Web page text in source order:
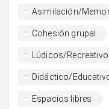
Asimilación/
Cohesión grupal
Lúdicos/
Didáctico/
Espacios libres